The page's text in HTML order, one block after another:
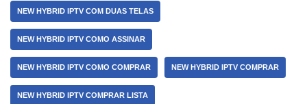
NEW HYBRID IPTV COM DUAS TELAS
NEW HYBRID IPTV COMO ASSINAR
NEW HYBRID IPTV COMO COMPRAR NEW HYBRID IPTV COMPRAR
NEW HYBRID IPTV COMPRAR LISTA